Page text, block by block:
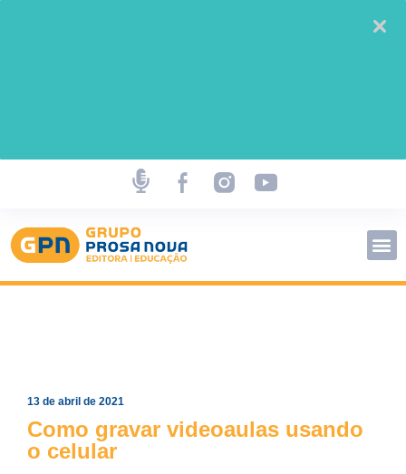
13 de abril de 2021
Como gravar videoaulas usando
o celular